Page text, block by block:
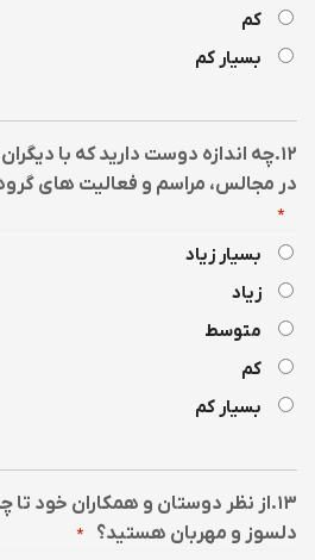
کم
بسیار کم
۱۲.چه اندازه دوست دارید که با
در مجالس، مراسم و فعالیت های
*
بسیار زیاد
زیاد
متوسط
کم
بسیار کم
۱۳.از نظر دوستان و همکاران خود تا
دلسوز و مهربان هستید؟
*